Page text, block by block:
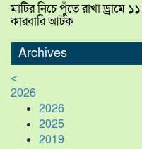
মাটির নিচে পুঁতে রাখা ড্রামে
কারবারি আটক
Archives
<
2026
2026
2025
2019